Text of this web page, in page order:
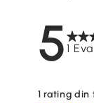
51
1 rating din